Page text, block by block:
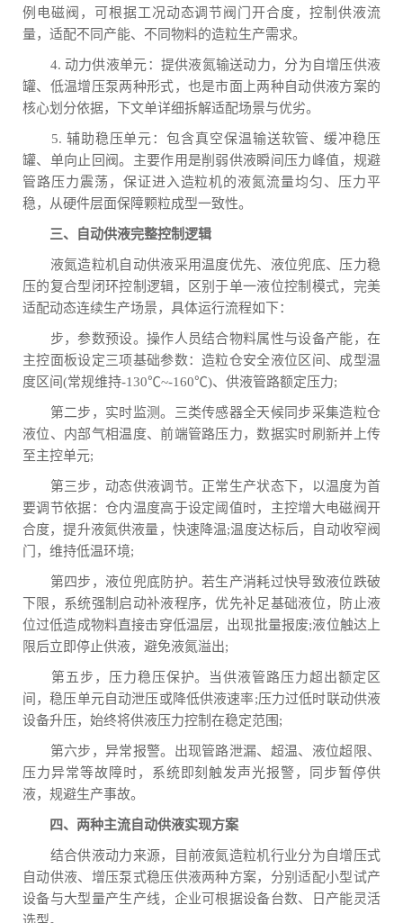
例电磁阀，可根据工况动态调节阀门开合度，控制供液流
量，适配不同产能、不同物料的造粒生产需求。
4. 动力供液单元：提供液氮输送动力，分为自增压供液
罐、低温增压泵两种形式，也是市面上两种自动供液方案的
核心划分依据，下文单详细拆解适配场景与优劣。
5. 辅助稳压单元：包含真空保温输送软管、缓冲稳压
罐、单向止回阀。主要作用是削弱供液瞬间压力峰值，规避
管路压力震荡，保证进入造粒机的液氮流量均匀、压力平
稳，从硬件层面保障颗粒成型一致性。
三、自动供液完整控制逻辑
液氮造粒机自动供液采用温度优先、液位兜底、压力稳
压的复合型闭环控制逻辑，区别于单一液位控制模式，完美
适配动态连续生产场景，具体运行流程如下：
步，参数预设。操作人员结合物料属性与设备产能，在
主控面板设定三项基础参数：造粒仓安全液位区间、成型温
度区间(常规维持-130℃~-160℃)、供液管路额定压力;
第二步，实时监测。三类传感器全天候同步采集造粒仓
液位、内部气相温度、前端管路压力，数据实时刷新并上传
至主控单元;
第三步，动态供液调节。正常生产状态下，以温度为首
要调节依据：仓内温度高于设定阈值时，主控增大电磁阀开
合度，提升液氮供液量，快速降温;温度达标后，自动收窄阀
门，维持低温环境;
第四步，液位兜底防护。若生产消耗过快导致液位跌破
下限，系统强制启动补液程序，优先补足基础液位，防止液
位过低造成物料直接击穿低温层，出现批量报废;液位触达上
限后立即停止供液，避免液氮溢出;
第五步，压力稳压保护。当供液管路压力超出额定区
间，稳压单元自动泄压或降低供液速率;压力过低时联动供液
设备升压，始终将供液压力控制在稳定范围;
第六步，异常报警。出现管路泄漏、超温、液位超限、
压力异常等故障时，系统即刻触发声光报警，同步暂停供
液，规避生产事故。
四、两种主流自动供液实现方案
结合供液动力来源，目前液氮造粒机行业分为自增压式
自动供液、增压泵式稳压供液两种方案，分别适配小型试产
设备与大型量产生产线，企业可根据设备台数、日产能灵活